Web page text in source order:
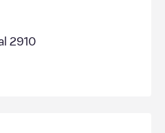
2910